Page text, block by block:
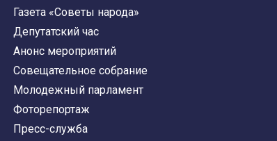
Газета «Советы народа»
Депутатский час
Анонс мероприятий
Совещательное собрание
Молодежный парламент
Фоторепортаж
Пресс-служба